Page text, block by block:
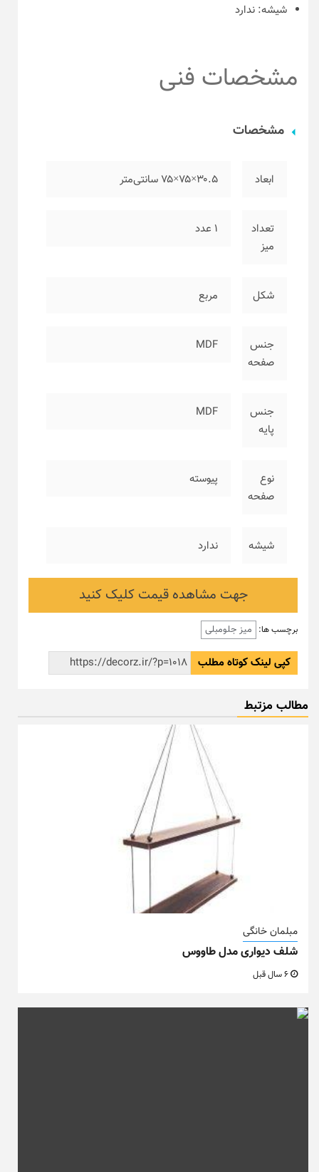
شیشه: ندارد
مشخصات فنی
مشخصات
ابعاد ۳۰.۵×۷۵×۷۵ سانتی‌متر
تعداد
میز
۱ عدد
شکل مربع
جنس
صفحه
MDF
جنس
پایه
MDF
نوع
صفحه
پیوسته
شیشه ندارد
جهت مشاهده قیمت کلیک کنید
برچسب ها: میز جلومبلی
کپی لینک کوتاه مطلب
مطالب مزتبط
مبلمان خانگی
شلف دیواری مدل طاووس